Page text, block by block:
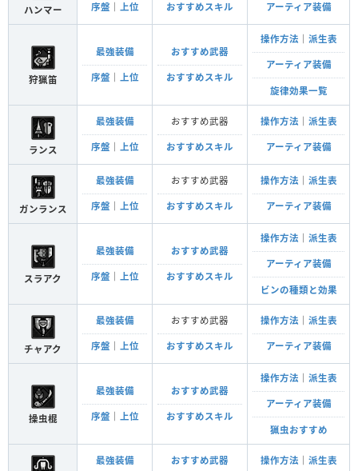
ハンマー 序盤 上位 おすすめスキル アーティア装備
狩猟笛
最強装備
序盤 上位
おすすめ武器
おすすめスキル
操作方法 派生表
アーティア装備
旋律効果一覧
ランス
最強装備
序盤 上位
おすすめ武器
おすすめスキル
操作方法 派生表
アーティア装備
ガンランス
最強装備
序盤 上位
おすすめ武器
おすすめスキル
操作方法 派生表
アーティア装備
スラアク
最強装備
序盤 上位
おすすめ武器
おすすめスキル
操作方法 派生表
アーティア装備
ビンの種類と効果
チャアク
最強装備
序盤 上位
おすすめ武器
おすすめスキル
操作方法 派生表
アーティア装備
操虫棍
最強装備
序盤 上位
おすすめ武器
おすすめスキル
操作方法 派生表
アーティア装備
猟虫おすすめ
最強装備 おすすめ武器 操作方法 派生表